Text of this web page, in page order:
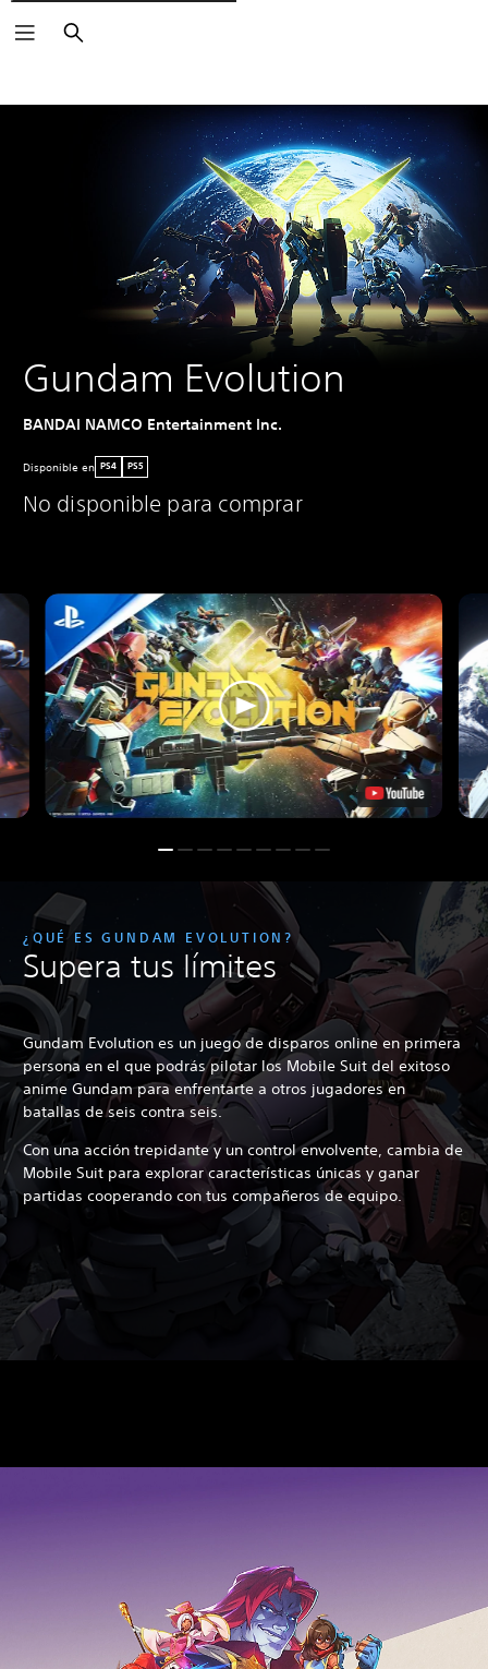
Buscar
Gundam Evolution
BANDAI NAMCO Entertainment Inc.
Disponible en PS4 PS5
No disponible para comprar
¿QUÉ ES GUNDAM EVOLUTION?
Supera tus límites
Gundam Evolution es un juego de disparos online en primera
persona en el que podrás pilotar los Mobile Suit del exitoso
anime Gundam para enfrentarte a otros jugadores en
batallas de seis contra seis.
Con una acción trepidante y un control envolvente, cambia de
Mobile Suit para explorar características únicas y ganar
partidas cooperando con tus compañeros de equipo.